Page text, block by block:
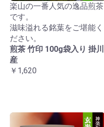
楽山の一番人気の逸品煎茶
です。
滋味溢れる銘葉をご堪能く
ださい。
煎茶 竹印 100g袋入り 掛川
産
￥1,620